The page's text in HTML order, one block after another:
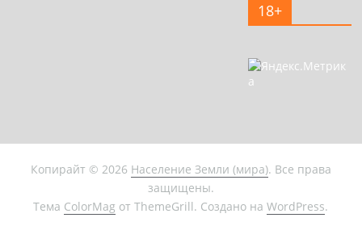
18+
Копирайт © 2026 Население Земли (мира). Все права
защищены.
Тема ColorMag от ThemeGrill. Создано наWordPress.